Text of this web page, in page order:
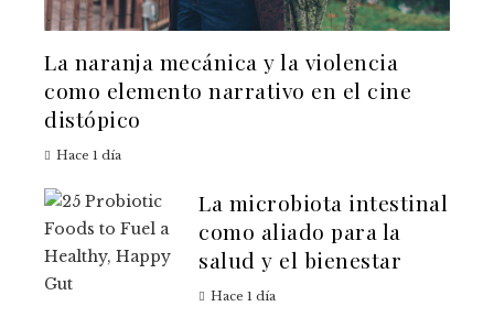
La naranja mecánica y la violencia
como elemento narrativo en el cine
distópico
Hace 1 día
La microbiota intestinal
como aliado para la
salud y el bienestar
Hace 1 día